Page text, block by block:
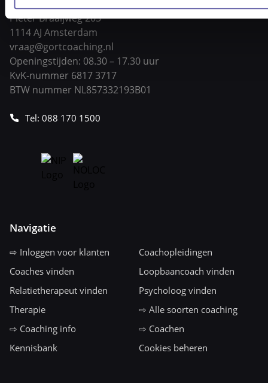
Pieter Braaijweg 203
1114 AJ Amsterdam
vraag@gortcoaching.nl
Openingstijden: 08.30 – 17.30 uur
KvK-nummer 6817 3717
BTW nummer NL857332193B01
Tel: 088 170 1500
Navigatie
⇨ Inloggen voor klanten
Coachopleidingen
Coaches vinden
Loopbaancoach vinden
Relatietherapeut vinden
Psycholoog vinden
Therapie
⇨ Alle soorten coaching
⇨ Coaching info
⇨ Coachen
Kennisbank
Cookies beheren